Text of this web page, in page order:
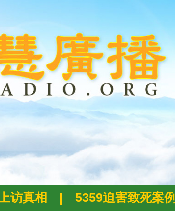
访真相 | 5359迫害致死案例